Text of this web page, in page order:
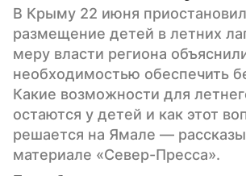
В Крыму 22 июня
размещение детей в летних
меру власти региона
необходимостью обеспечить
Какие возможности для
остаются у детей и как этот
решается на Ямале —
материале «Север-Пресса».